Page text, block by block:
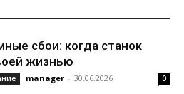
сбои: когда станок
жизнью
manager - 30.06.2026 0